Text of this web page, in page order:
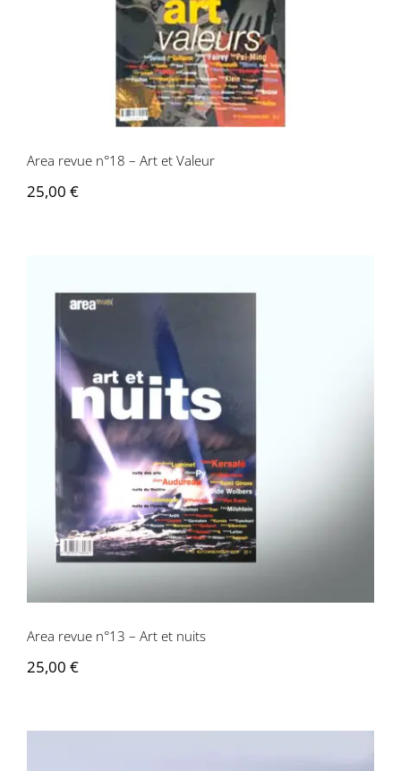
Area revue n°18 – Art et Valeur
Area revue n°18 – Art et Valeur
25,00 €
Area revue n°13 – Art et nuits
Area revue n°13 – Art et nuits
25,00 €